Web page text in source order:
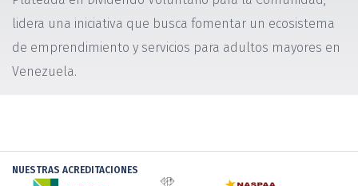
lidera una iniciativa que busca fomentar un ecosistema
de emprendimiento y servicios para adultos mayores en
Venezuela.
NUESTRAS ACREDITACIONES